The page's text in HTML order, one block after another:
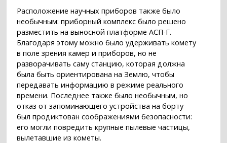
Расположение научных приборов также было
необычным: приборный комплекс было решено
разместить на выносной платформе АСП-Г.
Благодаря этому можно было удерживать комету
в поле зрения камер и приборов, но не
разворачивать саму станцию, которая должна
была быть ориентирована на Землю, чтобы
передавать информацию в режиме реального
времени. Последнее также было необычным, но
отказ от запоминающего устройства на борту
был продиктован соображениями безопасности:
его могли повредить крупные пылевые частицы,
вылетавшие из кометы.